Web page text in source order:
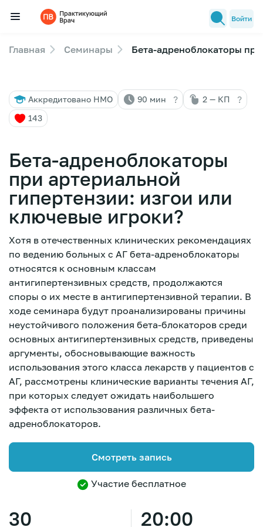
Семинары
Лекторы
FAQ
Войти
Главная Семинары Бета-адреноблокаторы
Аккредитовано НМО 90 мин ? 2 — КП ?
143
30 20:00
Бета-адреноблокаторы
при артериальной
гипертензии: изгои или
ключевые игроки?
Хотя в отечественных клинических рекомендациях
по ведению больных с АГ бета-адреноблокаторы
относятся к основным классам
антигипертензивных средств, продолжаются
споры о их месте в антигипертензивной терапии. В
ходе семинара будут проанализированы причины
неустойчивого положения бета-блокаторов среди
основных антигипертензивных средств, приведены
аргументы, обосновывающие важность
использования этого класса лекарств у пациентов с
АГ, рассмотрены клинические варианты течения АГ,
при которых следует ожидать наибольшего
эффекта от использования различных бета-
адреноблокаторов.
Смотреть запись
Участие бесплатное